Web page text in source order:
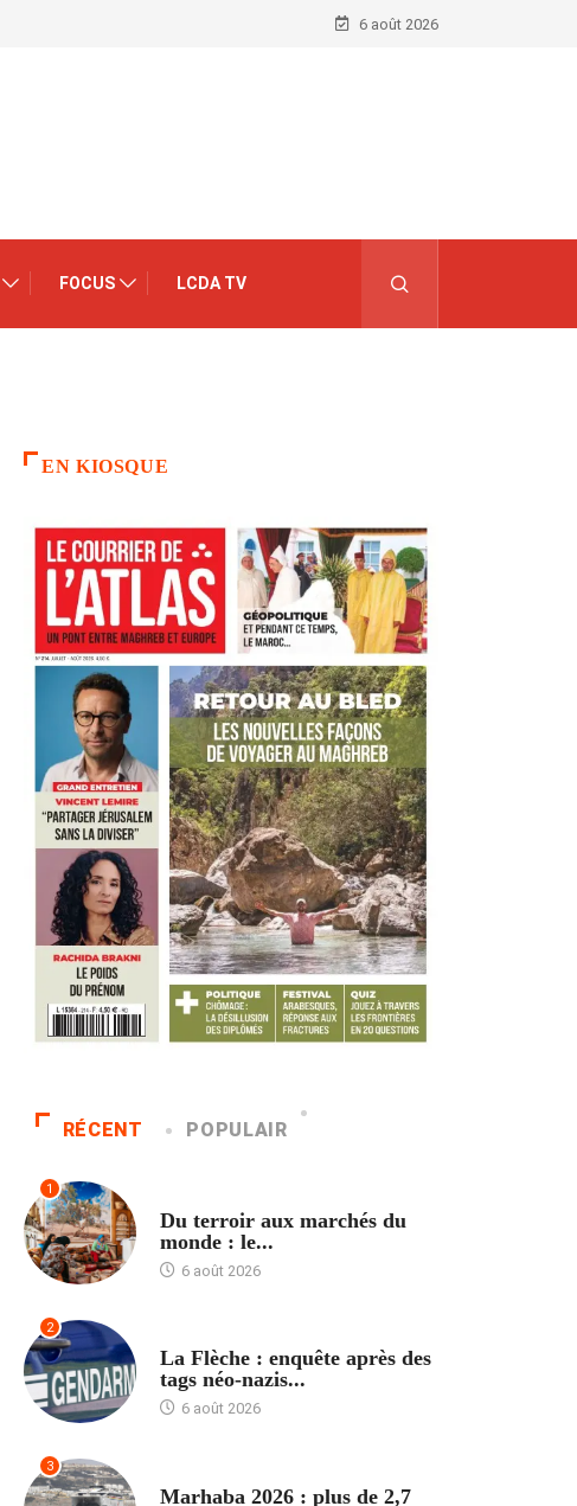
6 août 2026
FOCUS LCDA TV
EN KIOSQUE
RÉCENT POPULAIR
1
Du terroir aux marchés du
monde : le...
6 août 2026
2
La Flèche : enquête après des
tags néo-nazis...
6 août 2026
3
Marhaba 2026 : plus de 2,7